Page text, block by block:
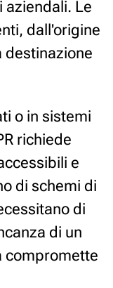
aziendali. Le
dall'origine
destinazione
o in sistemi
richiede
e
di schemi di
di
di un
compromette